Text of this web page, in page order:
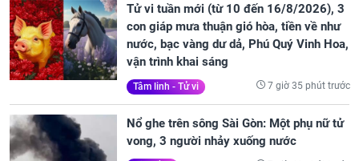
Tử vi tuần mới (từ 10 đến 16/8/2026), 3
con giáp mưa thuận gió hòa, tiền về như
nước, bạc vàng dư dả, Phú Quý Vinh Hoa,
vận trình khai sáng
Tâm linh - Tử vi 7 giờ 35 phút trước
Nổ ghe trên sông Sài Gòn: Một phụ nữ tử
vong, 3 người nhảy xuống nước